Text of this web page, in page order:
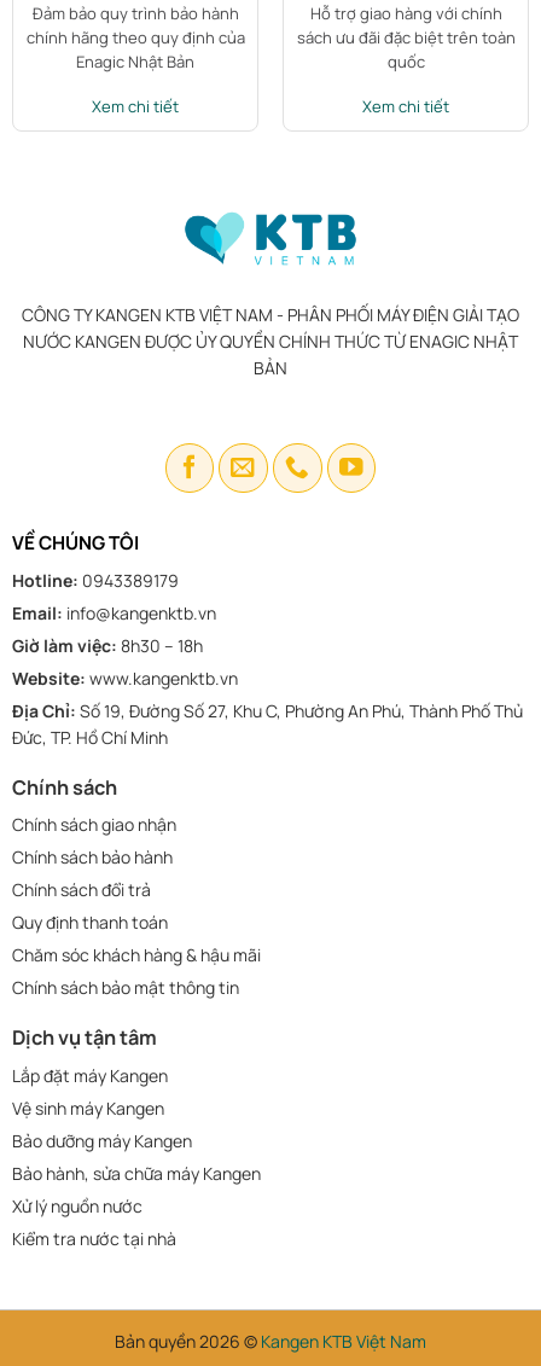
Đảm bảo quy trình bảo hành
chính hãng theo quy định của
Enagic Nhật Bản
Xem chi tiết
Hỗ trợ giao hàng với chính
sách ưu đãi đặc biệt trên toàn
quốc
Xem chi tiết
CÔNG TY KANGEN KTB VIỆT NAM - PHÂN PHỐI MÁY ĐIỆN GIẢI TẠO
NƯỚC KANGEN ĐƯỢC ỦY QUYỀN CHÍNH THỨC TỪ ENAGIC NHẬT
BẢN
VỀ CHÚNG TÔI
Hotline: 0943389179
Email: info@kangenktb.vn
Giờ làm việc: 8h30 – 18h
Website: www.kangenktb.vn
Địa Chỉ: Số 19, Đường Số 27, Khu C, Phường An Phú, Thành Phố Thủ
Đức, TP. Hồ Chí Minh
Chính sách
Chính sách giao nhận
Chính sách bảo hành
Chính sách đổi trả
Quy định thanh toán
Chăm sóc khách hàng & hậu mãi
Chính sách bảo mật thông tin
Dịch vụ tận tâm
Lắp đặt máy Kangen
Vệ sinh máy Kangen
Bảo dưỡng máy Kangen
Bảo hành, sửa chữa máy Kangen
Xử lý nguồn nước
Kiểm tra nước tại nhà
Bản quyền 2026 © Kangen KTB Việt Nam